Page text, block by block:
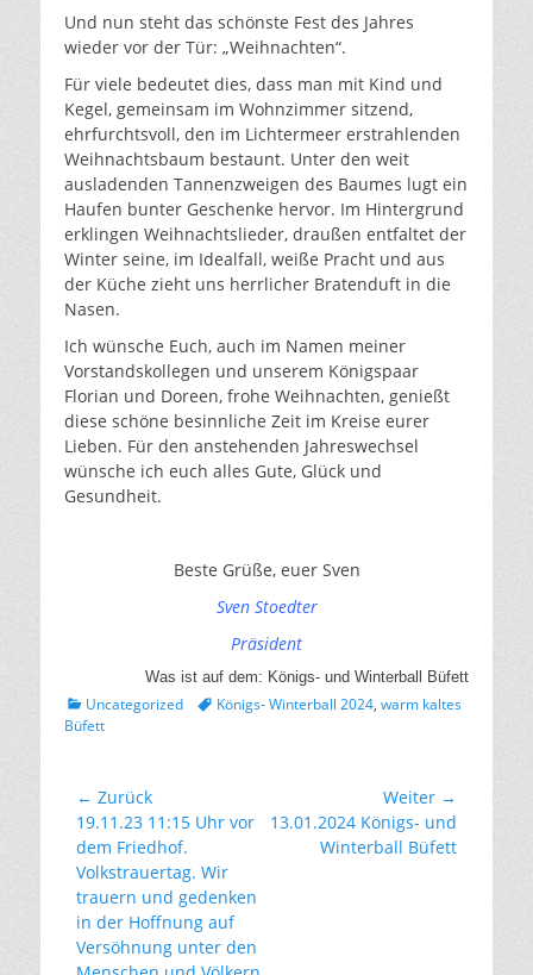
Und nun steht das schönste Fest des Jahres
wieder vor der Tür: „Weihnachten“.
Für viele bedeutet dies, dass man mit Kind und
Kegel, gemeinsam im Wohnzimmer sitzend,
ehrfurchtsvoll, den im Lichtermeer erstrahlenden
Weihnachtsbaum bestaunt. Unter den weit
ausladenden Tannenzweigen des Baumes lugt ein
Haufen bunter Geschenke hervor. Im Hintergrund
erklingen Weihnachtslieder, draußen entfaltet der
Winter seine, im Idealfall, weiße Pracht und aus
der Küche zieht uns herrlicher Bratenduft in die
Nasen.
Ich wünsche Euch, auch im Namen meiner
Vorstandskollegen und unserem Königspaar
Florian und Doreen, frohe Weihnachten, genießt
diese schöne besinnliche Zeit im Kreise eurer
Lieben. Für den anstehenden Jahreswechsel
wünsche ich euch alles Gute, Glück und
Gesundheit.
Beste Grüße, euer Sven
Sven Stoedter
Präsident
Was ist auf dem: Königs- und Winterball Büfett
Kategorien
Uncategorized TagsKönigs- Winterball 2024, warm kaltes
Büfett
Beitragsnavigation
← Zurück
Vorhergehender
Beitrag:
19.11.23 11:15 Uhr vor
dem Friedhof.
Volkstrauertag. Wir
trauern und gedenken
in der Hoffnung auf
Versöhnung unter den
Weiter →
Nächster
Beitrag:
13.01.2024 Königs- und
Winterball Büfett